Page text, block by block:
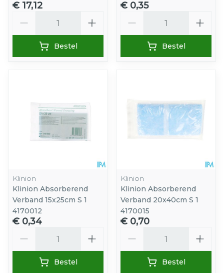
€ 17,12
Bestel
€ 0,35
Bestel
Klinion
Klinion Absorberend
Verband 15x25cm S 1
4170012
€ 0,34
Bestel
Klinion
Klinion Absorberend
Verband 20x40cm S 1
4170015
€ 0,70
Bestel